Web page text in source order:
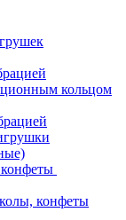
кольцом
конфеты